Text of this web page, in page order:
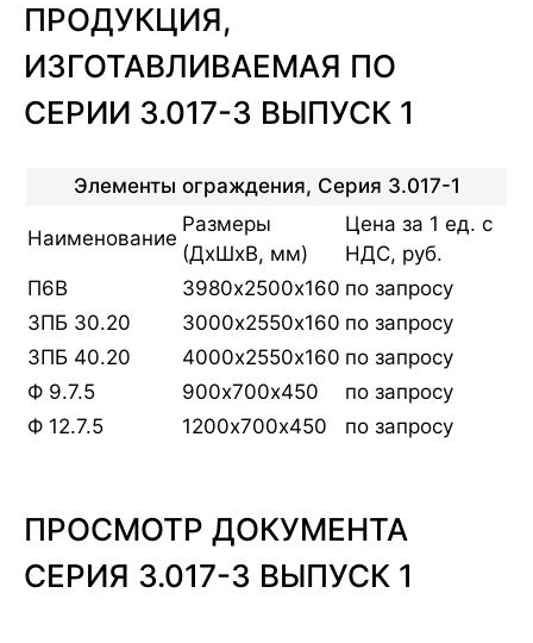
ПРОДУКЦИЯ,
ИЗГОТАВЛИВАЕМАЯ ПО
СЕРИИ 3.017-3 ВЫПУСК 1
Элементы ограждения, Серия 3.017-1
Наименование
Размеры
(ДхШхВ, мм)
Цена за 1 ед. с
НДС, руб.
П6В
3980х2500х160 по запросу
3ПБ 30.20
3000х2550х160 по запросу
3ПБ 40.20
4000х2550х160 по запросу
Ф 9.7.5
900х700х450
по запросу
Ф 12.7.5
1200х700х450 по запросу
ПРОСМОТР ДОКУМЕНТА
СЕРИЯ 3.017-3 ВЫПУСК 1